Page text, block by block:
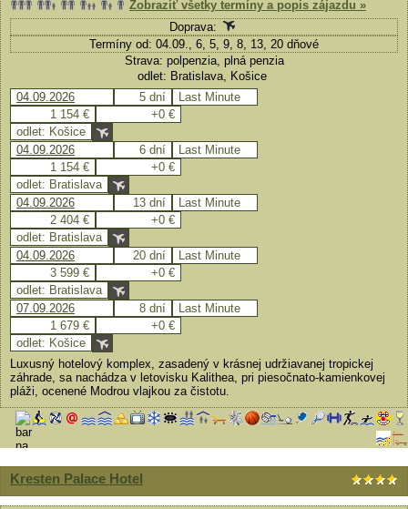
Zobraziť všetky termíny a popis zájazdu »
Doprava:
Termíny od: 04.09., 6, 5, 9, 8, 13, 20 dňové
Strava: polpenzia, plná penzia
odlet: Bratislava, Košice
04.09.2026
5 dní
Last Minute
1 154 €
+0 €
odlet: Košice
04.09.2026
6 dní
Last Minute
1 154 €
+0 €
odlet: Bratislava
04.09.2026
13 dní
Last Minute
2 404 €
+0 €
odlet: Bratislava
04.09.2026
20 dní
Last Minute
3 599 €
+0 €
odlet: Bratislava
07.09.2026
8 dní
Last Minute
1 679 €
+0 €
odlet: Košice
Luxusný hotelový komplex, zasadený v krásnej udržiavanej tropickej
záhrade, sa nachádza v letovisku Kalithea, pri piesočnato-kamienkovej
pláži, ocenené Modrou vlajkou za čistotu.
Kresten Palace Hotel